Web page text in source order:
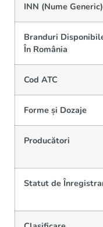
INN (Nume Generic)
Branduri
În România
Cod ATC
Forme și Dozaje
Producători
Statut de